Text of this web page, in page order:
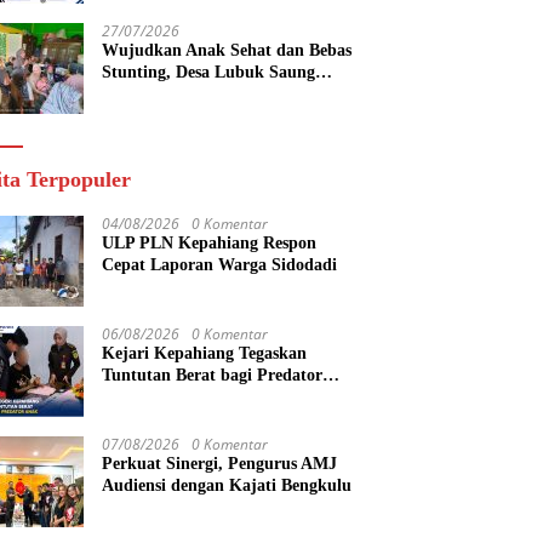
27/07/2026
Wujudkan Anak Sehat dan Bebas
Stunting, Desa Lubuk Saung
Terpopuler
04/08/2026 0 Komentar
ULP PLN Kepahiang Respon
Cepat Laporan Warga Sidodadi
06/08/2026 0 Komentar
Kejari Kepahiang Tegaskan
Tuntutan Berat bagi Predator
Vonis Hakim 18 Tahun Penjara
07/08/2026 0 Komentar
Perkuat Sinergi, Pengurus AMJ
Audiensi dengan Kajati Bengkulu